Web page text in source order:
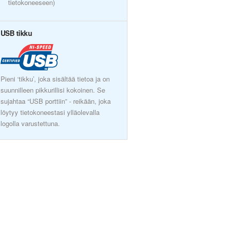
tietokoneeseen)
USB tikku
Pieni ‘tikku’, joka sisältää tietoa ja on
suunnilleen pikkurillisi kokoinen. Se
sujahtaa “USB porttiin” - reikään, joka
löytyy tietokoneestasi ylläolevalla
logolla varustettuna.